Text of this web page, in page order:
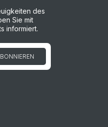
des
Sie mit
informiert.